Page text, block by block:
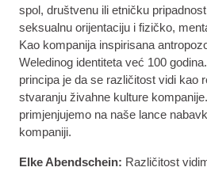
spol, društvenu ili etničku
seksualnu orijentaciju i fizičko,
Kao kompanija inspirisana
Weledinog identiteta već 100
principa je da se različitost vidi kao
stvaranju živahne kulture
primjenjujemo na naše lance
kompaniji.
Elke Abendschein: Različitost